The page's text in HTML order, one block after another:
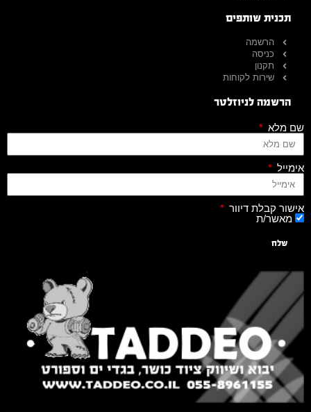
תכנית שותפים
הרשמה
כניסה
תקנון
שירות לקוחות
הרשמה לניוזלטר
שם מלא
אימייל
אישור קבלת דיוור
מאשר/ת
שלח